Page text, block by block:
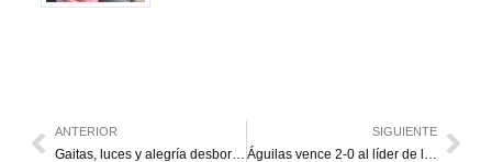
ANTERIOR SIGUIENTE